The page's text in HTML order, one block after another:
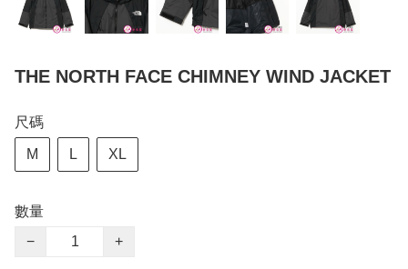
THE NORTH FACE CHIMNEY WIND JACKET
尺碼
M L XL
數量
−
+